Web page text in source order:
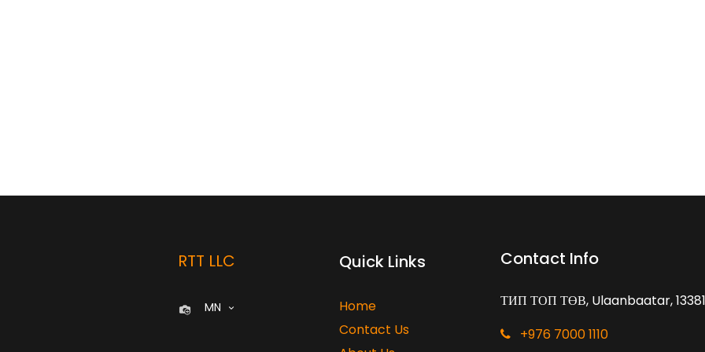
RTT LLC
MN
Quick Links
Home
Contact Us
Contact Info
ТИП ТОП ТӨВ, Ulaanbaatar, 13381
+976 7000 1110